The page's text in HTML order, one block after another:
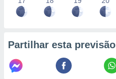
Partilhar esta previsão